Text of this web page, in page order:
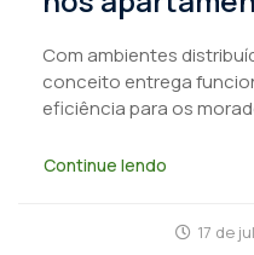
Com ambientes
conceito entrega
eficiência para os
Continue lendo
17 de